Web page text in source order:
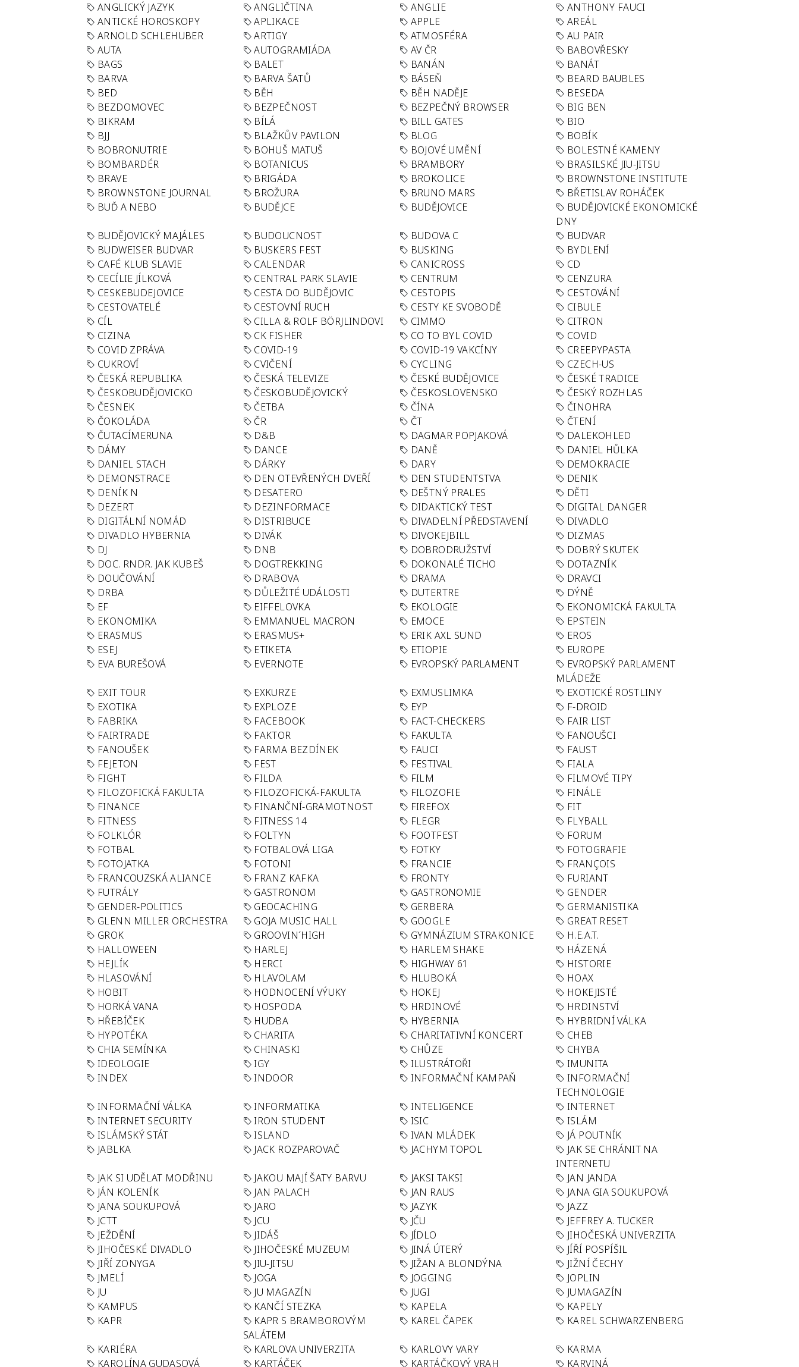
ANGLICKÝ JAZYK
ANGLIČTINA ANGLIE
ANTHONY FAUCI
ANTICKÉ HOROSKOPY
APLIKACE APPLE
AREÁL
ARNOLD SCHLEHUBER
ARTIGY ATMOSFÉRA
AU PAIR
AUTA
AUTOGRAMIÁDA AV ČR
BABOVŘESKY
BAGS
BALET BANÁN
BANÁT
BARVA
BARVA ŠATŮ BÁSEŇ
BEARD BAUBLES
BED
BĚH BĚH NADĚJE
BESEDA
BEZDOMOVEC
BEZPEČNOST BEZPEČNÝ BROWSER
BIG BEN
BIKRAM
BÍLÁ BILL GATES
BIO
BJJ
BLAŽKŮV PAVILON BLOG
BOBÍK
BOBRONUTRIE
BOHUŠ MATUŠ BOJOVÉ UMĚNÍ
BOLESTNÉ KAMENY
BOMBARDÉR
BOTANICUS BRAMBORY
BRASILSKÉ JIU-JITSU
BRAVE
BRIGÁDA BROKOLICE
BROWNSTONE INSTITUTE
BROWNSTONE JOURNAL
BROŽURA BRUNO MARS
BŘETISLAV ROHÁČEK
BUĎ A NEBO
BUDĚJCE BUDĚJOVICE
BUDĚJOVICKÉ EKONOMICKÉ
DNY
BUDĚJOVICKÝ MAJÁLES
BUDOUCNOST BUDOVA C
BUDVAR
BUDWEISER BUDVAR
BUSKERS FEST BUSKING
BYDLENÍ
CAFÉ KLUB SLAVIE
CALENDAR CANICROSS
CD
CECÍLIE JÍLKOVÁ
CENTRAL PARK SLAVIE CENTRUM
CENZURA
CESKEBUDEJOVICE
CESTA DO BUDĚJOVIC CESTOPIS
CESTOVÁNÍ
CESTOVATELÉ
CESTOVNÍ RUCH CESTY KE SVOBODĚ
CIBULE
CÍL
CILLA & ROLF BÖRJLINDOVI CIMMO
CITRON
CIZINA
CK FISHER CO TO BYL COVID
COVID
COVID ZPRÁVA
COVID-19 COVID-19 VAKCÍNY
CREEPYPASTA
CUKROVÍ
CVIČENÍ CYCLING
CZECH-US
ČESKÁ REPUBLIKA
ČESKÁ TELEVIZE ČESKÉ BUDĚJOVICE
ČESKÉ TRADICE
ČESKOBUDĚJOVICKO
ČESKOBUDĚJOVICKÝ ČESKOSLOVENSKO
ČESKÝ ROZHLAS
ČESNEK
ČETBA ČÍNA
ČINOHRA
ČOKOLÁDA
ČR ČT
ČTENÍ
ČUTACÍMERUNA
D&B DAGMAR POPJAKOVÁ
DALEKOHLED
DÁMY
DANCE DANĚ
DANIEL HŮLKA
DANIEL STACH
DÁRKY DARY
DEMOKRACIE
DEMONSTRACE
DEN OTEVŘENÝCH DVEŘÍ DEN STUDENTSTVA
DENIK
DENÍK N
DESATERO DEŠTNÝ PRALES
DĚTI
DEZERT
DEZINFORMACE DIDAKTICKÝ TEST
DIGITAL DANGER
DIGITÁLNÍ NOMÁD
DISTRIBUCE DIVADELNÍ PŘEDSTAVENÍ
DIVADLO
DIVADLO HYBERNIA
DIVÁK DIVOKEJBILL
DIZMAS
DJ
DNB DOBRODRUŽSTVÍ
DOBRÝ SKUTEK
DOC. RNDR. JAK KUBEŠ
DOGTREKKING DOKONALÉ TICHO
DOTAZNÍK
DOUČOVÁNÍ
DRABOVA DRAMA
DRAVCI
DRBA
DŮLEŽITÉ UDÁLOSTI DUTERTRE
DÝNĚ
EF
EIFFELOVKA EKOLOGIE
EKONOMICKÁ FAKULTA
EKONOMIKA
EMMANUEL MACRON EMOCE
EPSTEIN
ERASMUS
ERASMUS+ ERIK AXL SUND
EROS
ESEJ
ETIKETA ETIOPIE
EUROPE
EVA BUREŠOVÁ
EVERNOTE EVROPSKÝ PARLAMENT
EVROPSKÝ PARLAMENT
MLÁDEŽE
EXIT TOUR
EXKURZE EXMUSLIMKA
EXOTICKÉ ROSTLINY
EXOTIKA
EXPLOZE EYP
F-DROID
FABRIKA
FACEBOOK FACT-CHECKERS
FAIR LIST
FAIRTRADE
FAKTOR FAKULTA
FANOUŠCI
FANOUŠEK
FARMA BEZDÍNEK FAUCI
FAUST
FEJETON
FEST FESTIVAL
FIALA
FIGHT
FILDA FILM
FILMOVÉ TIPY
FILOZOFICKÁ FAKULTA
FILOZOFICKÁ-FAKULTA FILOZOFIE
FINÁLE
FINANCE
FINANČNÍ-GRAMOTNOST FIREFOX
FIT
FITNESS
FITNESS 14 FLEGR
FLYBALL
FOLKLÓR
FOLTYN FOOTFEST
FORUM
FOTBAL
FOTBALOVÁ LIGA FOTKY
FOTOGRAFIE
FOTOJATKA
FOTONI FRANCIE
FRANÇOIS
FRANCOUZSKÁ ALIANCE
FRANZ KAFKA FRONTY
FURIANT
FUTRÁLY
GASTRONOM GASTRONOMIE
GENDER
GENDER-POLITICS
GEOCACHING GERBERA
GERMANISTIKA
GLENN MILLER ORCHESTRA
GOJA MUSIC HALL GOOGLE
GREAT RESET
GROK
GROOVIN´HIGH GYMNÁZIUM STRAKONICE
H.E.A.T.
HALLOWEEN
HARLEJ HARLEM SHAKE
HÁZENÁ
HEJLÍK
HERCI HIGHWAY 61
HISTORIE
HLASOVÁNÍ
HLAVOLAM HLUBOKÁ
HOAX
HOBIT
HODNOCENÍ VÝUKY HOKEJ
HOKEJISTÉ
HORKÁ VANA
HOSPODA HRDINOVÉ
HRDINSTVÍ
HŘEBÍČEK
HUDBA HYBERNIA
HYBRIDNÍ VÁLKA
HYPOTÉKA
CHARITA CHARITATIVNÍ KONCERT
CHEB
CHIA SEMÍNKA
CHINASKI CHŮZE
CHYBA
IDEOLOGIE
IGY ILUSTRÁTOŘI
IMUNITA
INDEX
INDOOR INFORMAČNÍ KAMPAŇ
INFORMAČNÍ
TECHNOLOGIE
INFORMAČNÍ VÁLKA
INFORMATIKA INTELIGENCE
INTERNET
INTERNET SECURITY
IRON STUDENT ISIC
ISLÁM
ISLÁMSKÝ STÁT
ISLAND IVAN MLÁDEK
JÁ POUTNÍK
JABLKA
JACK ROZPAROVAČ JACHYM TOPOL
JAK SE CHRÁNIT NA
INTERNETU
JAK SI UDĚLAT MODŘINU
JAKOU MAJÍ ŠATY BARVU JAKSI TAKSI
JAN JANDA
JÁN KOLENÍK
JAN PALACH JAN RAUS
JANA GIA SOUKUPOVÁ
JANA SOUKUPOVÁ
JARO JAZYK
JAZZ
JCTT
JCU JČU
JEFFREY A. TUCKER
JEŽDĚNÍ
JIDÁŠ JÍDLO
JIHOČESKÁ UNIVERZITA
JIHOČESKÉ DIVADLO
JIHOČESKÉ MUZEUM JINÁ ÚTERÝ
JÍŘÍ POSPÍŠIL
JIŘÍ ZONYGA
JIU-JITSU JIŽAN A BLONDÝNA
JIŽNÍ ČECHY
JMELÍ
JOGA JOGGING
JOPLIN
JU
JU MAGAZÍN JUGI
JUMAGAZÍN
KAMPUS
KANČÍ STEZKA KAPELA
KAPELY
KAPR
KAPR S BRAMBOROVÝM
SALÁTEM
KAREL ČAPEK KAREL SCHWARZENBERG
KARIÉRA KARLOVA UNIVERZITA KARLOVY VARY
KARMA
KAROLÍNA GUDASOVÁ
KARTÁČEK KARTÁČKOVÝ VRAH KARVINÁ